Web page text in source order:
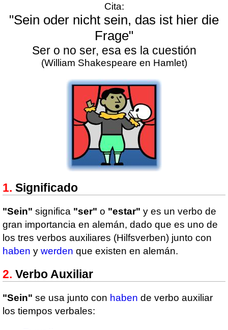
Cita:
"Sein oder nicht sein, das ist hier die
Frage"
Ser o no ser, esa es la cuestión
(William Shakespeare en Hamlet)
Significado
"Sein" significa "ser" o "estar" y es un verbo de
gran importancia en alemán, dado que es uno de
los tres verbos auxiliares (Hilfsverben) junto con
haben y werden que existen en alemán.
Verbo Auxiliar
"Sein" se usa junto con haben de verbo auxiliar
los tiempos verbales: